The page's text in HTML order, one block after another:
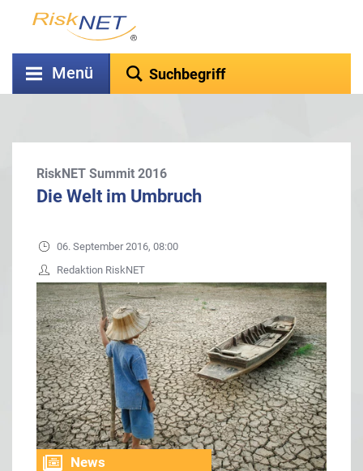
Menü
RiskNET Summit 2016
Die Welt im Umbruch
06. September 2016, 08:00
Redaktion RiskNET
News